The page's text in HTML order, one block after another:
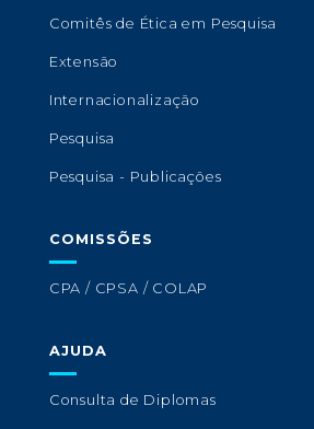
Comitês de Ética em Pesquisa
Extensão
Internacionalização
Pesquisa
Pesquisa - Publicações
COMISSÕES
CPA / CPSA / COLAP
AJUDA
Consulta de Diplomas